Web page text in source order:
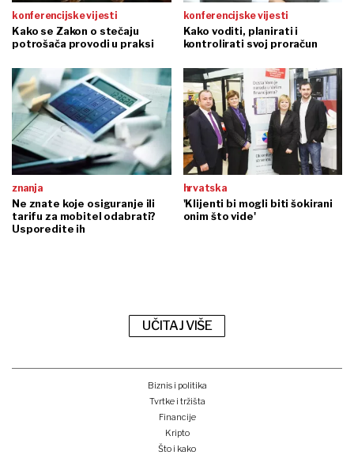
konferencijske vijesti
Kako se Zakon o stečaju
potrošača provodi u praksi
konferencijske vijesti
Kako voditi, planirati i
kontrolirati svoj proračun
znanja
Ne znate koje osiguranje ili
tarifu za mobitel odabrati?
Usporedite ih
hrvatska
'Klijenti bi mogli biti šokirani
onim što vide'
UČITAJ VIŠE
Biznis i politika
Tvrtke i tržišta
Financije
Kripto
Što i kako